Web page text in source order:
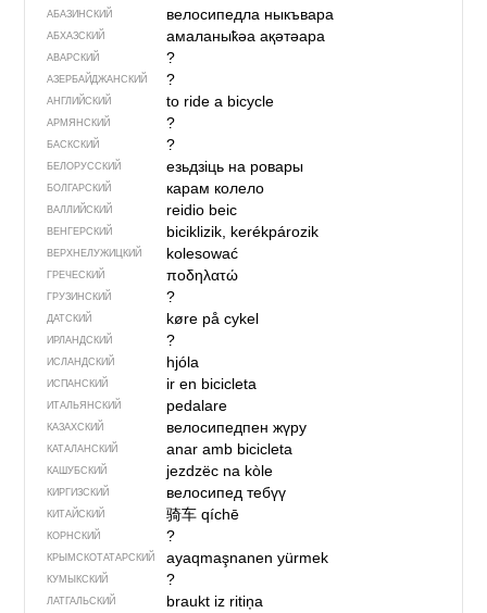
АБАЗИНСКИЙ велосипедла ны­къвара
АБХАЗСКИЙ амаланыҟәа ақәтәара
АВАРСКИЙ ?
АЗЕРБАЙДЖАН­СКИЙ ?
АНГЛИЙСКИЙ to ride a bicycle
АРМЯНСКИЙ ?
БАСКСКИЙ ?
БЕЛОРУССКИЙ езьдзіць на ровары
БОЛГАРСКИЙ карам колело
ВАЛЛИЙСКИЙ reidio beic
ВЕНГЕРСКИЙ biciklizik, kerékpározik
ВЕРХНЕЛУЖИЦКИЙ kolesować
ГРЕЧЕСКИЙ ποδηλατώ
ГРУЗИНСКИЙ ?
ДАТСКИЙ køre på cykel
ИРЛАНДСКИЙ ?
ИСЛАНДСКИЙ hjóla
ИСПАНСКИЙ ir en bicicleta
ИТАЛЬЯНСКИЙ pedalare
КАЗАХСКИЙ велосипедпен жүру
КАТАЛАНСКИЙ anar amb bicicleta
КАШУБСКИЙ jezdzëc na kòle
КИРГИЗСКИЙ велосипед тебүү
КИТАЙСКИЙ 骑车qíchē
КОРНСКИЙ ?
КРЫМСКО­ТАТАРСКИЙ ayaqmaşnanen yürmek
КУМЫКСКИЙ ?
ЛАТГАЛЬСКИЙ braukt iz ritiņa